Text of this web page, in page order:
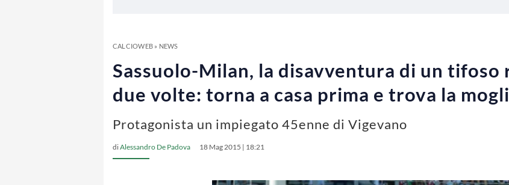
CALCIOWEB» NEWS
Sassuolo-Milan, la disavventura di un
due volte: torna a casa prima e trova la
Protagonista un impiegato 45enne di Vigevano
diAlessandro De Padova 18 Mag 2015 | 18:21